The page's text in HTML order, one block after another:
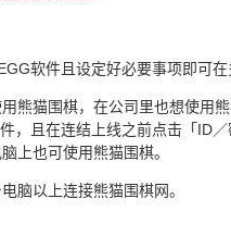
软件且设定好必要事项即可
熊猫围棋，在公司里也想使用
，且在连结上线之前点击「ID
上也可使用熊猫围棋。
脑以上连接熊猫围棋网。